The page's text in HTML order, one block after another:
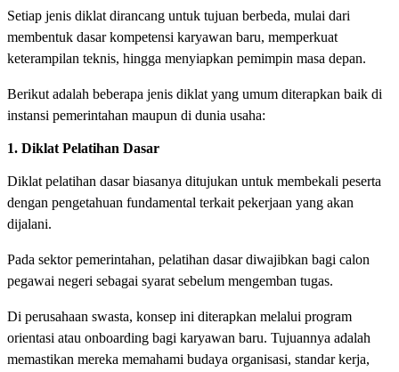
Setiap jenis diklat dirancang untuk tujuan berbeda, mulai dari
membentuk dasar kompetensi karyawan baru, memperkuat
keterampilan teknis, hingga menyiapkan pemimpin masa depan.
Berikut adalah beberapa jenis diklat yang umum diterapkan baik di
instansi pemerintahan maupun di dunia usaha:
1. Diklat Pelatihan Dasar
Diklat pelatihan dasar biasanya ditujukan untuk membekali peserta
dengan pengetahuan fundamental terkait pekerjaan yang akan
dijalani.
Pada sektor pemerintahan, pelatihan dasar diwajibkan bagi calon
pegawai negeri sebagai syarat sebelum mengemban tugas.
Di perusahaan swasta, konsep ini diterapkan melalui program
orientasi atau onboarding bagi karyawan baru. Tujuannya adalah
memastikan mereka memahami budaya organisasi, standar kerja,